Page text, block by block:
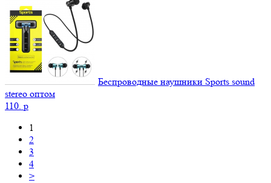
Беспроводные наушники Sports sound
stereo оптом
110. p
1
2
3
4
>